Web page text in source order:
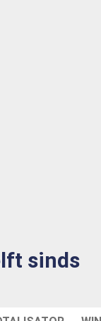
sinds